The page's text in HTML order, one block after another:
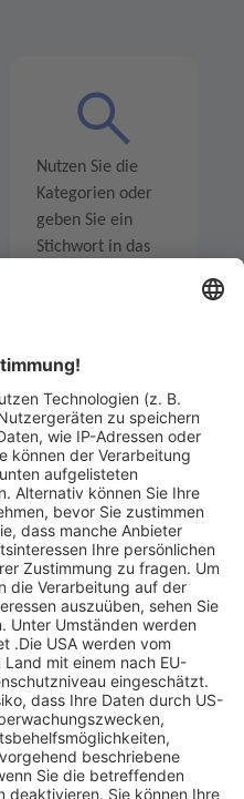
Nutzen Sie die
Kategorien oder
geben Sie ein
Stichwort in das
Sind Sie am Ende
der
Höchstbietende,
werden Sie per E-
Mail informiert
und erhalten nach
Zahlungseingang
ein Zertifikat zum
Einlösen des
Angebots.